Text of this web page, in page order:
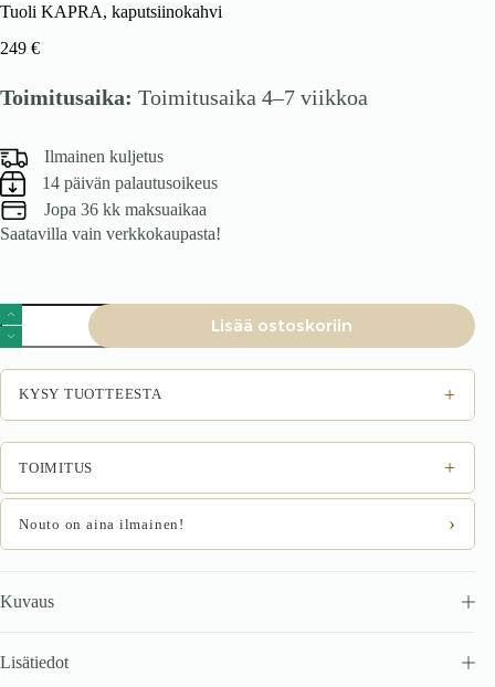
Tuoli KAPRA, kaputsiinokahvi
249 €
Toimitusaika: Toimitusaika 4–7 viikkoa
Ilmainen kuljetus
14 päivän palautusoikeus
Jopa 36 kk maksuaikaa
Saatavilla vain verkkokaupasta!
Tuoli
KAPRA,
kaputsiinokahvi
määrä
Lisää ostoskoriin
KYSY TUOTTEESTA +
TOIMITUS +
Nouto on aina ilmainen! ›
Kuvaus
Lisätiedot